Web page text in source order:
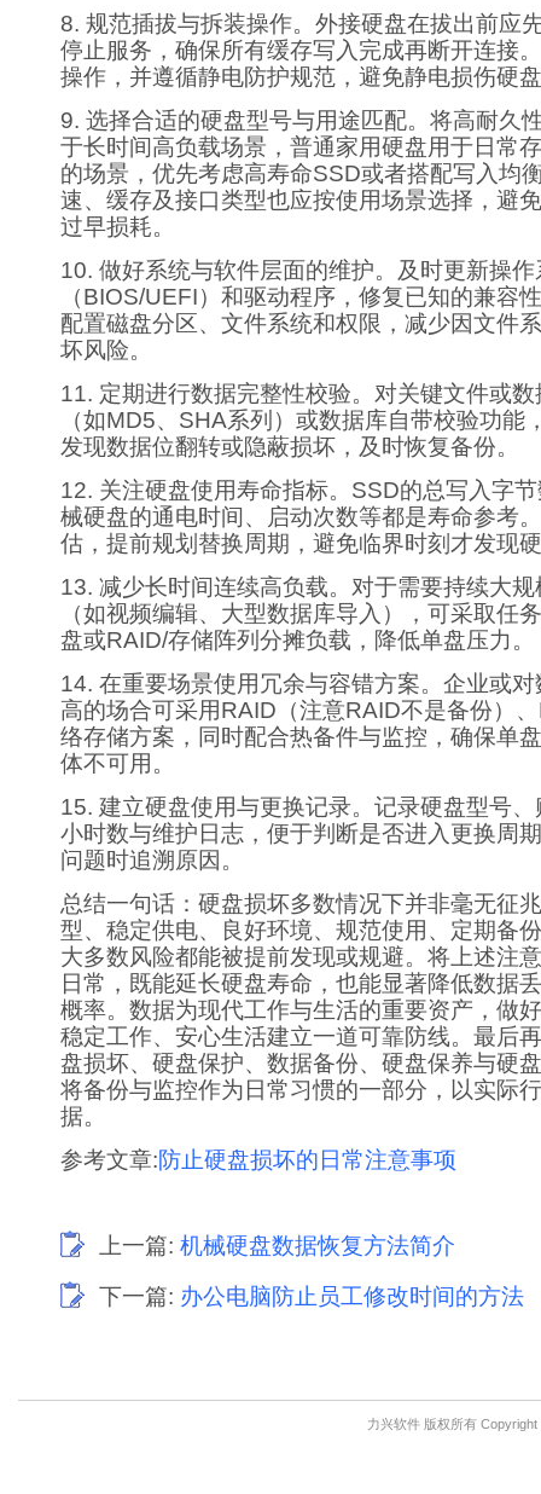
8. 规范插拔与拆装操作。外接硬盘在拔出前应
停止服务，确保所有缓存写入完成再断开连接
操作，并遵循静电防护规范，避免静电损伤硬
9. 选择合适的硬盘型号与用途匹配。将高耐久
于长时间高负载场景，普通家用硬盘用于日常
的场景，优先考虑高寿命SSD或者搭配写入均
速、缓存及接口类型也应按使用场景选择，避
过早损耗。
10. 做好系统与软件层面的维护。及时更新操
（BIOS/UEFI）和驱动程序，修复已知的兼容
配置磁盘分区、文件系统和权限，减少因文件
坏风险。
11. 定期进行数据完整性校验。对关键文件或
（如MD5、SHA系列）或数据库自带校验功能
发现数据位翻转或隐蔽损坏，及时恢复备份。
12. 关注硬盘使用寿命指标。SSD的总写入字
械硬盘的通电时间、启动次数等都是寿命参考
估，提前规划替换周期，避免临界时刻才发现
13. 减少长时间连续高负载。对于需要持续大
（如视频编辑、大型数据库导入），可采取任
盘或RAID/存储阵列分摊负载，降低单盘压力。
14. 在重要场景使用冗余与容错方案。企业或
高的场合可采用RAID（注意RAID不是备份）
络存储方案，同时配合热备件与监控，确保单
体不可用。
15. 建立硬盘使用与更换记录。记录硬盘型号
小时数与维护日志，便于判断是否进入更换周
问题时追溯原因。
总结一句话：硬盘损坏多数情况下并非毫无征
型、稳定供电、良好环境、规范使用、定期备
大多数风险都能被提前发现或规避。将上述注
日常，既能延长硬盘寿命，也能显著降低数据
概率。数据为现代工作与生活的重要资产，做
稳定工作、安心生活建立一道可靠防线。最后
盘损坏、硬盘保护、数据备份、硬盘保养与硬
将备份与监控作为日常习惯的一部分，以实际
据。
参考文章:防止硬盘损坏的日常注意事项
上一篇: 机械硬盘数据恢复方法简介
下一篇: 办公电脑防止员工修改时间的方法
力兴软件 版权所有